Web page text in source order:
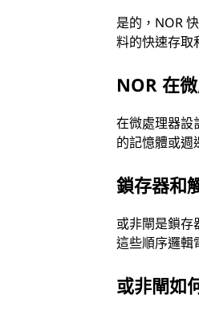
是的，NOR
料的快速存取
NOR 在
在微處理器設
的記憶體或週
鎖存器和
或非閘是鎖存
這些順序邏輯
或非閘如